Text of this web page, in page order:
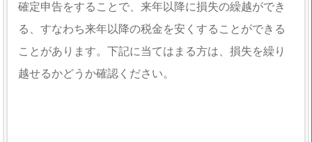
確定申告をすることで、来年以降に損失の繰越ができ
る、すなわち来年以降の税金を安くすることができる
ことがあります。下記に当てはまる方は、損失を繰り
越せるかどうか確認ください。